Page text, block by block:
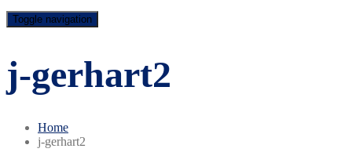
Toggle navigation
j-gerhart2
Home
j-gerhart2